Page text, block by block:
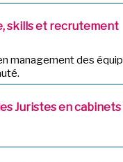
skills et recrutement
management des
Juristes en